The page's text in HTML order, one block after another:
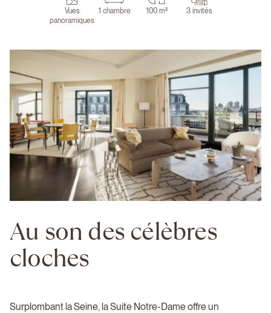
Vues
panoramiques
1 chambre 100 m² 3 invités
Au son des célèbres
cloches
Surplombant la Seine, la Suite Notre-Dame offre un